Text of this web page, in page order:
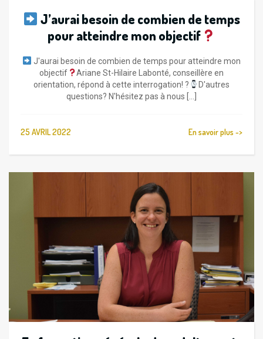
J’aurai besoin de combien de temps
pour atteindre mon objectif
J'aurai besoin de combien de temps pour atteindre mon
objectif
Ariane St-Hilaire Labonté, conseillère en
orientation, répond à cette interrogation! ?
D'autres
questions? N'hésitez pas à nous [...]
25 AVRIL 2022 En savoir plus ->